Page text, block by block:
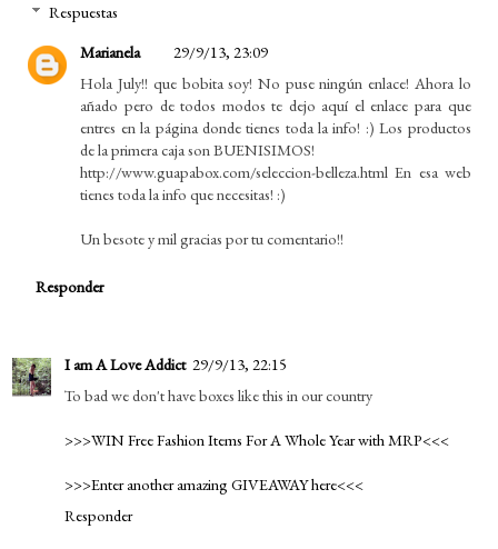
Respuestas
Marianela
29/9/13, 23:09
Hola July!! que bobita soy! No puse ningún enlace! Ahora lo
añado pero de todos modos te dejo aquí el enlace para que
entres en la página donde tienes toda la info! :) Los productos
de la primera caja son BUENISIMOS!
http://www.guapabox.com/seleccion-belleza.html En esa web
tienes toda la info que necesitas! :)
Un besote y mil gracias por tu comentario!!
Responder
I am A Love Addict 29/9/13, 22:15
To bad we don't have boxes like this in our country
>>>WIN Free Fashion Items For A Whole Year with MRP<<<
>>>Enter another amazing GIVEAWAY here<<<
Responder